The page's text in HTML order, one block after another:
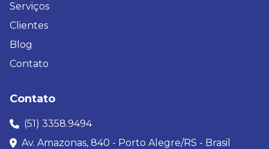
Serviços
Clientes
Blog
Contato
Contato
(51) 3358.9494
Av. Amazonas, 840 - Porto Alegre/RS - Brasil